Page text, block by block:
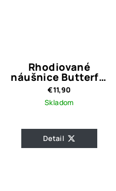
Rhodiované
náušnice Butterfly
Silver Crystal
€11,90
Skladom
Detail